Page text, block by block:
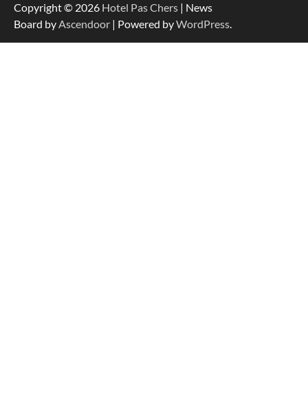
Copyright © 2026 Hotel Pas Chers | News
Board byAscendoor | Powered byWordPress.